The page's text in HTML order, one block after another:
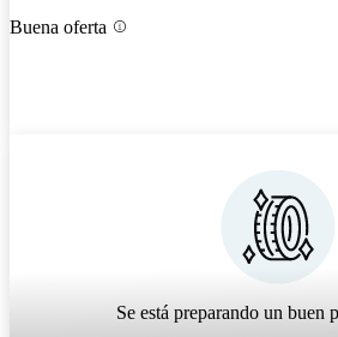
Buena oferta
Se está preparando un buen